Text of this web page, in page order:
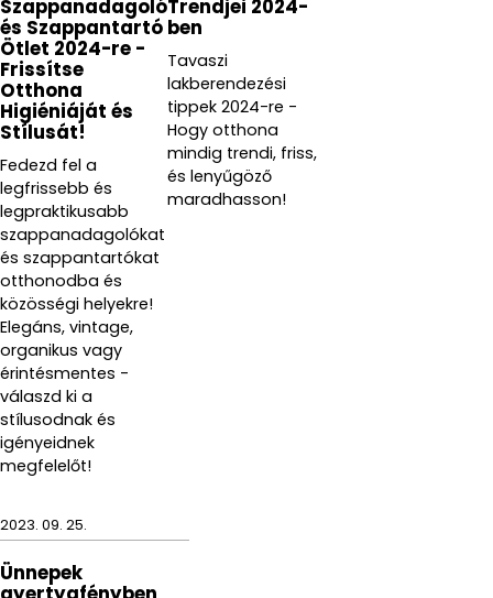
Szappanadagoló
és Szappantartó
Ötlet 2024-re -
Frissítse
Otthona
Higiéniáját és
Stílusát!
Fedezd fel a
legfrissebb és
legpraktikusabb
szappanadagolókat
és szappantartókat
otthonodba és
közösségi helyekre!
Elegáns, vintage,
organikus vagy
érintésmentes -
válaszd ki a
stílusodnak és
igényeidnek
megfelelőt!
Trendjei 2024-
ben
Tavaszi
lakberendezési
tippek 2024-re -
Hogy otthona
mindig trendi, friss,
és lenyűgöző
maradhasson!
2023. 09. 25.
Ünnepek